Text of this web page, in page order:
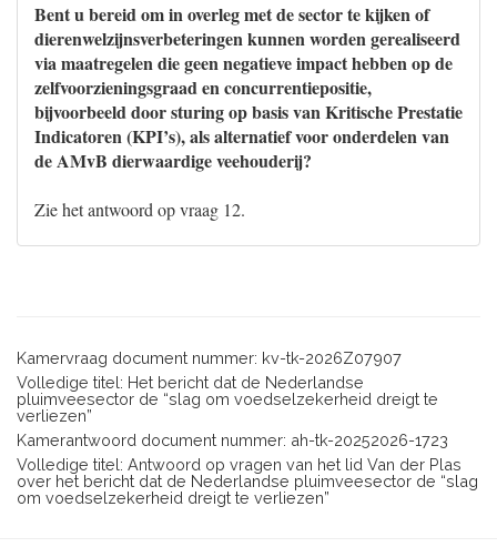
Bent u bereid om in overleg met de sector te kijken of
dierenwelzijnsverbeteringen kunnen worden gerealiseerd
via maatregelen die geen negatieve impact hebben op de
zelfvoorzieningsgraad en concurrentiepositie,
bijvoorbeeld door sturing op basis van Kritische Prestatie
Indicatoren (KPI’s), als alternatief voor onderdelen van
de AMvB dierwaardige veehouderij?
Zie het antwoord op vraag 12.
Kamervraag document nummer: kv-tk-2026Z07907
Volledige titel: Het bericht dat de Nederlandse
pluimveesector de “slag om voedselzekerheid dreigt te
verliezen”
Kamerantwoord document nummer: ah-tk-20252026-1723
Volledige titel: Antwoord op vragen van het lid Van der Plas
over het bericht dat de Nederlandse pluimveesector de “slag
om voedselzekerheid dreigt te verliezen”